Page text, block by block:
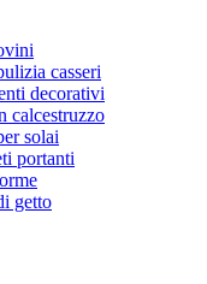
casseri
decorativi
calcestruzzo
solai
portanti
getto